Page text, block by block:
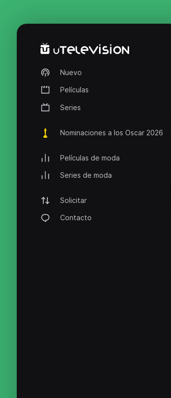
Nuevo
Películas
Series
Nominaciones a los Oscar 2026
Películas de moda
Series de moda
Solicitar
Contacto